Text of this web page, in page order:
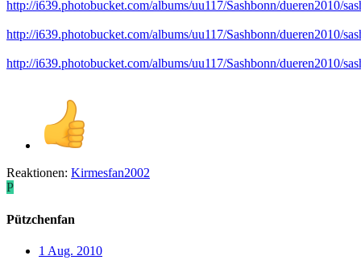
http://i639.photobucket.com/albums/uu117/Sashbonn/dueren2010/
http://i639.photobucket.com/albums/uu117/Sashbonn/dueren2010/
http://i639.photobucket.com/albums/uu117/Sashbonn/dueren2010/
Reaktionen: Kirmesfan2002
P
Pützchenfan
1 Aug. 2010